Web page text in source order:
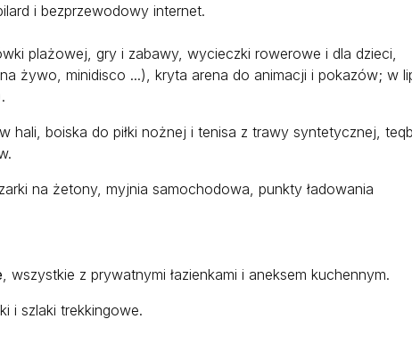
i bezprzewodowy internet.
plażowej, gry i zabawy, wycieczki rowerowe i dla dzieci,
żywo, minidisco ...), kryta arena do animacji i pokazów; w
boiska do piłki nożnej i tenisa z trawy syntetycznej,
na żetony, myjnia samochodowa, punkty ładowania
, wszystkie z prywatnymi łazienkami i aneksem kuchennym.
i szlaki trekkingowe.